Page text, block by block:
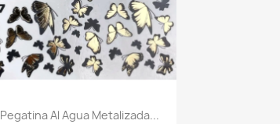
Vista rápida
Pegatina Al Agua Metalizada...